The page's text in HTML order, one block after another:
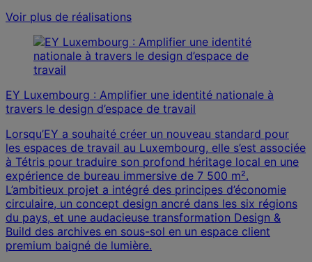
Voir plus de réalisations
EY Luxembourg : Amplifier une identité nationale à
travers le design d’espace de travail
Lorsqu’EY a souhaité créer un nouveau standard pour
les espaces de travail au Luxembourg, elle s’est associée
à Tétris pour traduire son profond héritage local en une
expérience de bureau immersive de 7 500 m².
L’ambitieux projet a intégré des principes d’économie
circulaire, un concept design ancré dans les six régions
du pays, et une audacieuse transformation Design &
Build des archives en sous-sol en un espace client
premium baigné de lumière.